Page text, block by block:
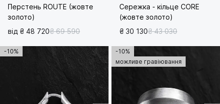
Перстень ROUTE (жовте
золото)
від ₴ 48 720₴ 69 590
Сережка - кільце CORE
(жовте золото)
₴ 30 130₴ 43 030
-10%
-10%
можливе гравіювання